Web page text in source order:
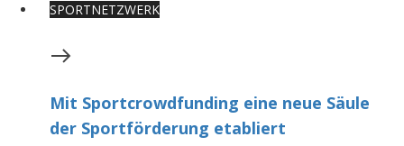
SPORTNETZWERK
Mit Sportcrowdfunding eine neue Säule
der Sportförderung etabliert